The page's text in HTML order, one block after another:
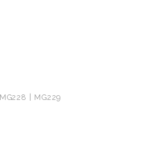
| MG229